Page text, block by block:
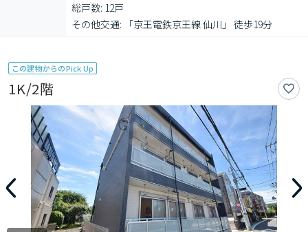
総戸数: 12戸
その他交通: 「京王電鉄京王線 仙川」 徒歩19分
この建物からのPick Up
1K/2階